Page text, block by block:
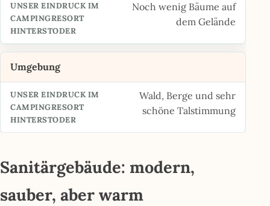
Noch wenig Bäume auf
dem Gelände
Umgebung
Wald, Berge und sehr
schöne Talstimmung
Sanitärgebäude: modern,
sauber, aber warm